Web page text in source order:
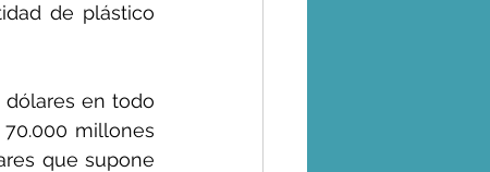
de plástico
dólares en todo
millones
que supone